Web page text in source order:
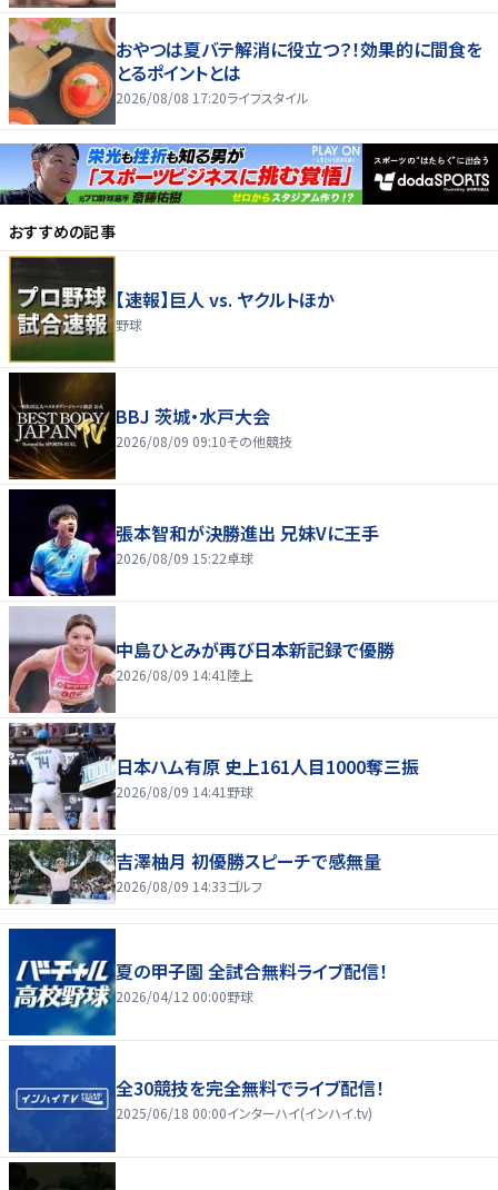
おやつは夏バテ解消に役立つ？！効果的に間食を
とるポイントとは
2026/08/08 17:20ライフスタイル
おすすめの記事
【速報】巨人 vs. ヤクルトほか
野球
BBJ 茨城・水戸大会
2026/08/09 09:10その他競技
張本智和が決勝進出 兄妹Vに王手
2026/08/09 15:22卓球
中島ひとみが再び日本新記録で優勝
2026/08/09 14:41 陸上
日本ハム有原 史上161人目1000奪三振
2026/08/09 14:41 野球
吉澤柚月 初優勝スピーチで感無量
2026/08/09 14:33ゴルフ
夏の甲子園 全試合無料ライブ配信！
2026/04/12 00:00野球
全30競技を完全無料でライブ配信！
2025/06/18 00:00インターハイ(インハイ.tv)